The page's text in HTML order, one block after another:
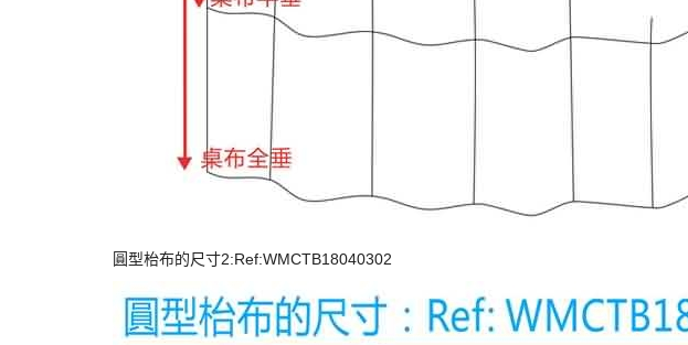
圓型枱布的尺寸2:Ref:WMCTB18040302